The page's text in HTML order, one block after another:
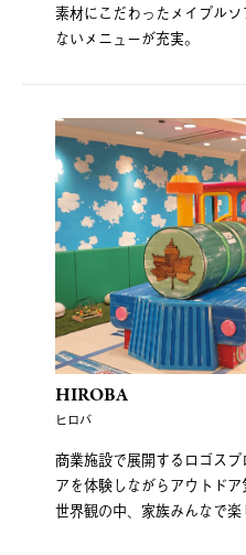
素材にこだわったメイプル
ないメニューが充実。
HIROBA
ヒロバ
商業施設で展開するロゴス
アを体験しながらアウトド
世界観の中、家族みんなで楽